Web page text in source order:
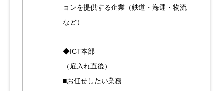
ョンを提供する企業（鉄道・海運・物流
など）
◆ICT本部
（雇入れ直後）
■お任せしたい業務